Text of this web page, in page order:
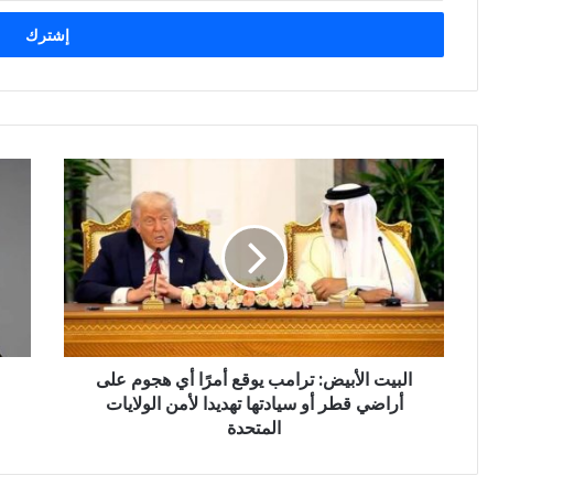
الإلكتروني
البيت
الأبيض:
ترامب
يوقع
أمرًا
أي
هجوم
على
أراضي
لأمن
البيت الأبيض: ترامب يوقع أمرًا أي هجوم على
أراضي قطر أو سيادتها تهديدا لأمن الولايات
المتحدة